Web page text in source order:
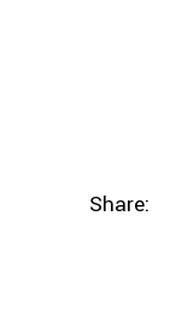
Share: